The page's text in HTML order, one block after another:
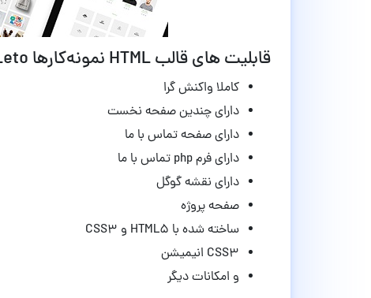
قابلیت های قالب HTML نمونه‌کارها Leto نسخه 1.0
کاملا واکنش گرا
دارای چندین صفحه نخست
دارای صفحه تماس با ما
دارای فرم php تماس با ما
دارای نقشه گوگل
صفحه پروژه
ساخته شده با HTML5 و CSS3
CSS3 انیمیشن
و امکانات دیگر